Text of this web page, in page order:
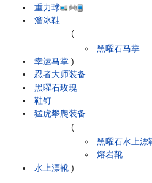
重力球
溜冰鞋
幸运马掌
(
黑曜石马掌
)
忍者大师装备
黑曜石玫瑰
鞋钉
猛虎攀爬装备
水上漂靴
(
黑曜石水上漂
熔岩靴
)